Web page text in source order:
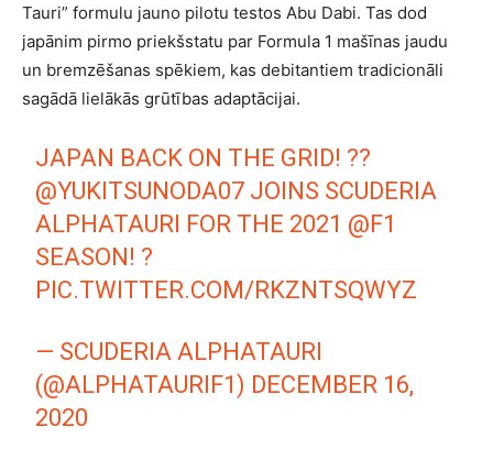
Tauri” formulu jauno pilotu testos Abu Dabi. Tas dod
japānim pirmo priekšstatu par Formula 1 mašīnas jaudu
un bremzēšanas spēkiem, kas debitantiem tradicionāli
sagādā lielākās grūtības adaptācijai.
JAPAN BACK ON THE GRID! ??
@YUKITSUNODA07 JOINS SCUDERIA
ALPHATAURI FOR THE 2021 @F1
SEASON! ?
PIC.TWITTER.COM/RKZNTSQWYZ
— SCUDERIA ALPHATAURI
(@ALPHATAURIF1) DECEMBER 16,
2020